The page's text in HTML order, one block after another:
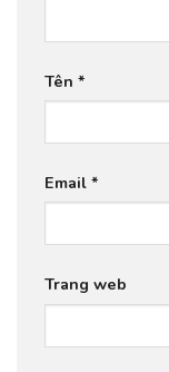
Tên *
Email *
Trang web